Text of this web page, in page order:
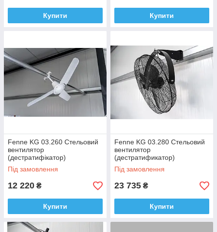
Купити Купити
Fenne KG 03.260 Стельовий
вентилятор
(дестратифікатор)
промислово/побутового
призначення, Німеччина
Під замовлення
12 220 ₴
Купити
Fenne KG 03.280 Стельовий
вентилятор
(дестратификатор)
промислово / побутового
призначення
Під замовлення
23 735 ₴
Купити